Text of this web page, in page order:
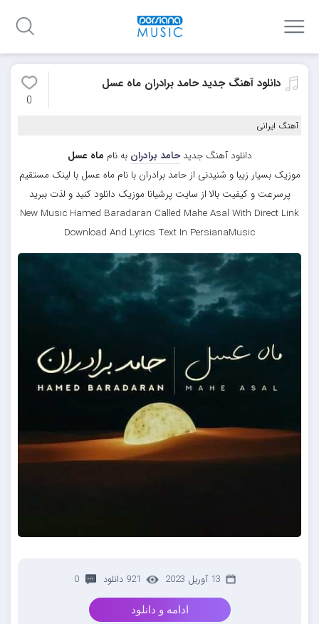
دانلود آهنگ جدید حامد برادران ماه عسل
0
آهنگ ایرانی
دانلود آهنگ جدیدحامد برادران به نام ماه عسل
موزیک بسیار زیبا و شنیدنی از حامد برادران با نام ماه عسل با لینک مستقیم
پرسرعت و کیفیت بالا از سایت پرشیانا موزیک دانلود کنید و لذت ببرید
New Music Hamed Baradaran Called Mahe Asal With Direct Link
Download And Lyrics Text In PersianaMusic
13 آوریل 2023 921 دانلود 0
ادامه و دانلود